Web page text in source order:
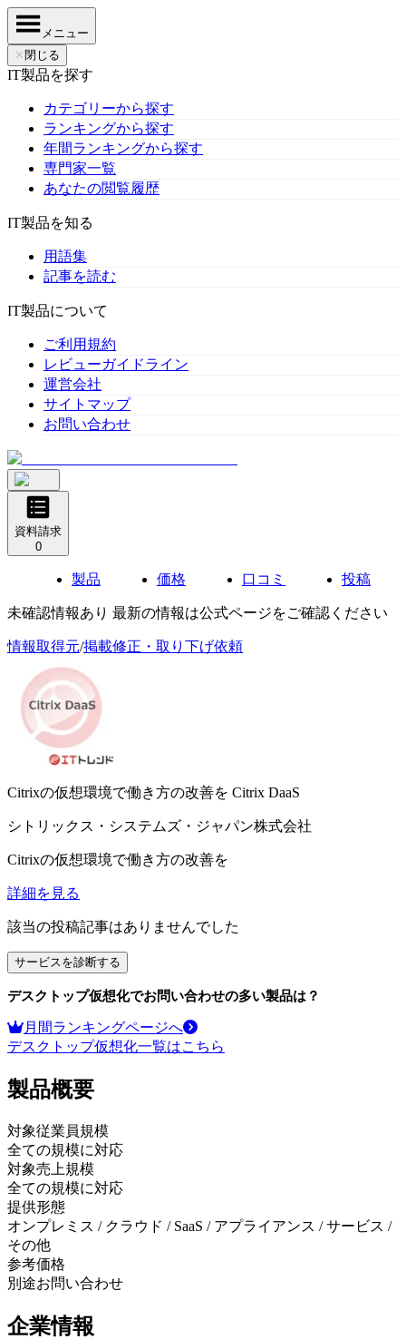
メニュー
✕ 閉じる
IT製品を探す
カテゴリーから探す
ランキングから探す
年間ランキングから探す
専門家一覧
あなたの閲覧履歴
IT製品を知る
用語集
記事を読む
IT製品について
ご利用規約
レビューガイドライン
運営会社
サイトマップ
お問い合わせ
資料請求
0
製品 価格 口コミ 投稿
未確認情報あり 最新の情報は公式ページをご確認ください
情報取得元/掲載修正・取り下げ依頼
Citrixの仮想環境で働き方の改善を Citrix DaaS
シトリックス・システムズ・ジャパン株式会社
Citrixの仮想環境で働き方の改善を
詳細を見る
該当の投稿記事はありませんでした
サービスを診断する
デスクトップ仮想化でお問い合わせの多い製品は？
月間ランキングページへ
デスクトップ仮想化一覧はこちら
製品概要
対象従業員規模
全ての規模に対応
対象売上規模
全ての規模に対応
提供形態
オンプレミス / クラウド / SaaS / アプライアンス / サービス /
その他
参考価格
別途お問い合わせ
企業情報